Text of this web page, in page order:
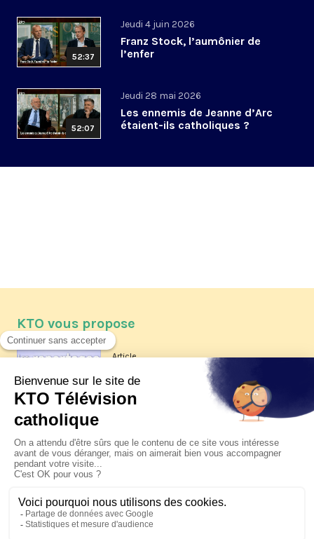
52:37
Jeudi 4 juin 2026
Franz Stock, l’aumônier de
l’enfer
52:07
Jeudi 28 mai 2026
Les ennemis de Jeanne d’Arc
étaient-ils catholiques ?
KTO vous propose
Article
Les reportages d'été 2026 de KTO
La visite pastorale du pape Léon
XIV à Assise à suivre sur KTO le
jeudi 6 août
Le pape en Uruguay, Argentine et
Pérou du 6 au 17 novembre 2026